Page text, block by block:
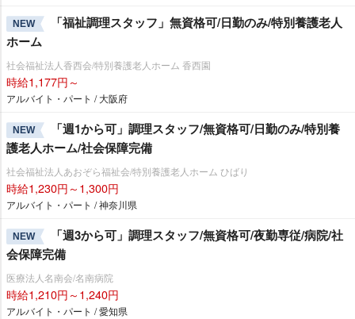
NEW
「福祉調理スタッフ」無資格可/日勤のみ/特別養護老人
ホーム
社会福祉法人香西会/特別養護老人ホーム 香西園
時給1,177円～
アルバイト・パート / 大阪府
NEW
「週1から可」調理スタッフ/無資格可/日勤のみ/特別養
護老人ホーム/社会保障完備
社会福祉法人あおぞら福祉会/特別養護老人ホーム ひばり
時給1,230円～1,300円
アルバイト・パート / 神奈川県
NEW
「週3から可」調理スタッフ/無資格可/夜勤専従/病院/社
会保障完備
医療法人名南会/名南病院
時給1,210円～1,240円
アルバイト・パート / 愛知県